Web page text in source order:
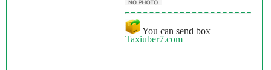
You can send box
Taxiuber7.com